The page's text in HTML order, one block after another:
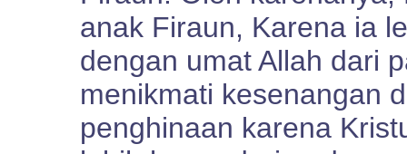
anak Firaun, Karena ia
dengan umat Allah dari
menikmati kesenangan
penghinaan karena